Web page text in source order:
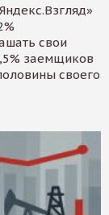
свои
заемщиков
своего